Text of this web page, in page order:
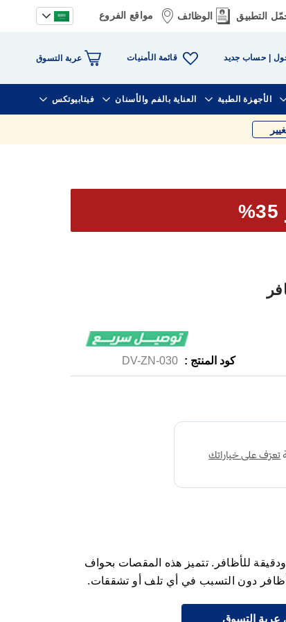
التطبيق الوظائف مواقع الفروع
حساب جديد قائمة الأمنيات عربة التسوق
الأجهزة الطبية العناية بالفم والأسنان فيتابيوتكس
كود المنتج : DV-ZN-030
للأظافر. تتميز هذه المقصات بحواف
دون التسبب في أي تلف أو تشققات.
عربة التسوق